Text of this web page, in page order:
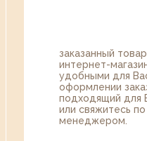
заказанный
интернет-
удобными для
оформлении
подходящий для
или свяжитесь
менеджером.